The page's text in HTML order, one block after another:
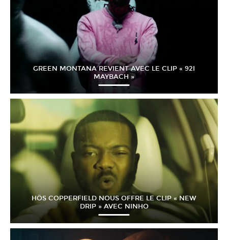
GREEN MONTANA REVIENT AVEC LE CLIP « 92I
MAYBACH »
HÖS COPPERFIELD NOUS OFFRE LE CLIP « NEW
DRIP » AVEC NINHO